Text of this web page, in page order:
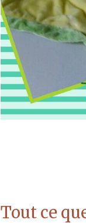
Tout ce